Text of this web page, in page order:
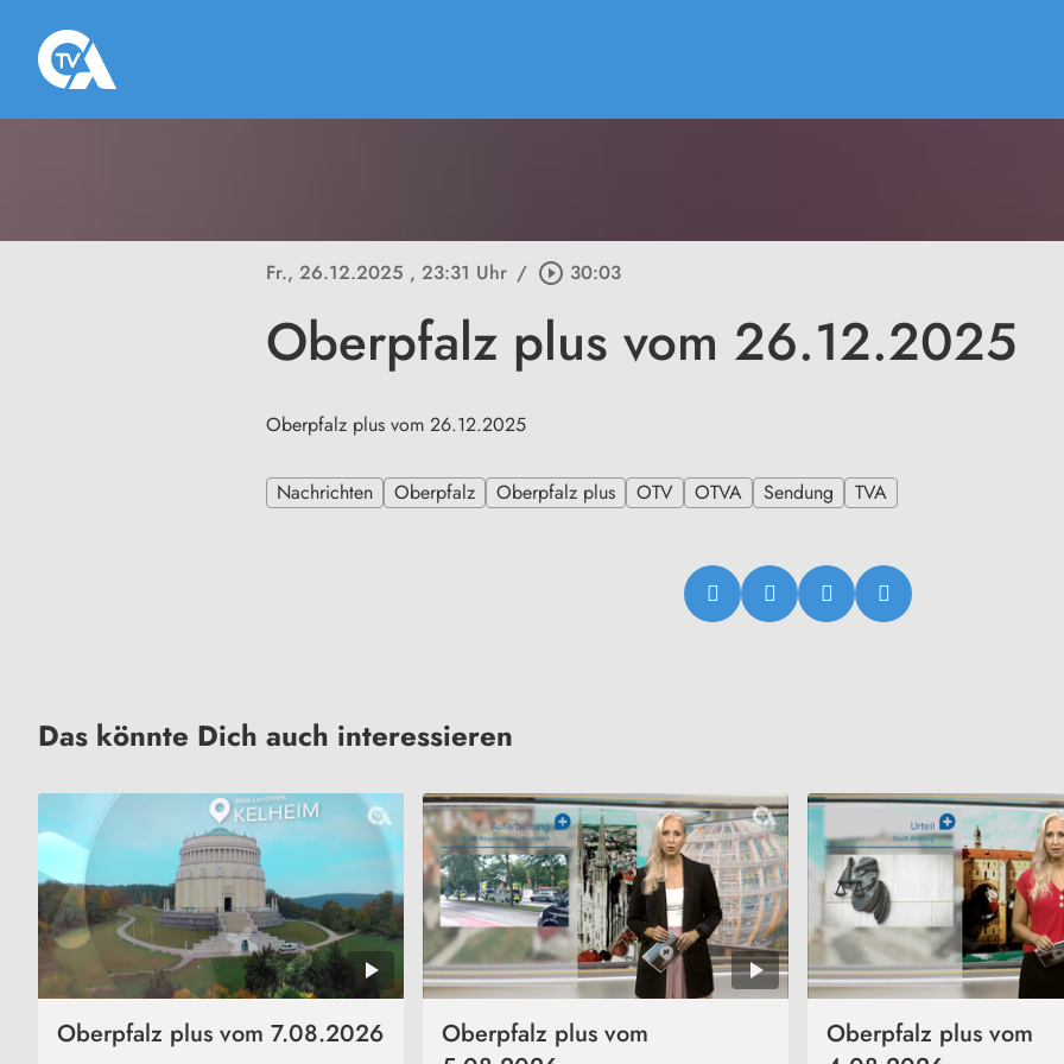
Fr., 26.12.2025 , 23:31 Uhr / play_circle_outline 30:03
Oberpfalz plus vom 26.12.2025
Oberpfalz plus vom 26.12.2025
Nachrichten Oberpfalz Oberpfalz plus OTV OTVA Sendung TVA
Das könnte Dich auch interessieren
Oberpfalz plus vom 7.08.2026
Oberpfalz plus vom
Oberpfalz plus vom